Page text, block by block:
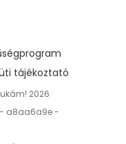
tájékoztató
2026
- a8aa6a9e -